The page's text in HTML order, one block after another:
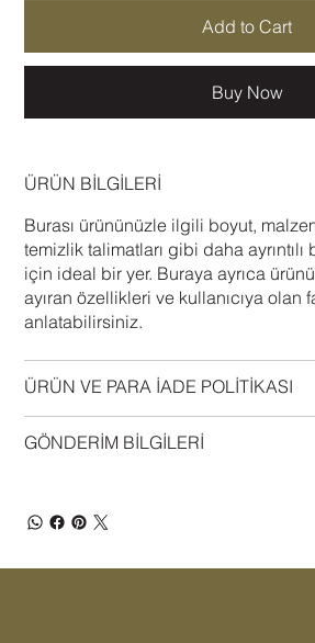
Add to Cart
Buy Now
ÜRÜN BİLGİLERİ
Burası ürününüzle ilgili boyut,
temizlik talimatları gibi daha
için ideal bir yer. Buraya ayrıca
ayıran özellikleri ve kullanıcıya olan
anlatabilirsiniz.
ÜRÜN VE PARA İADE POLİTİKASI
GÖNDERİM BİLGİLERİ